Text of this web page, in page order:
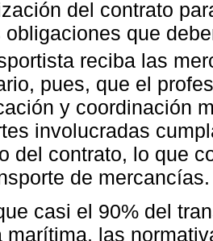
del contrato
obligaciones que
reciba las
pues, que el
y coordinación
involucradas
del contrato, lo que
de mercancías.
casi el 90% del
marítima, las